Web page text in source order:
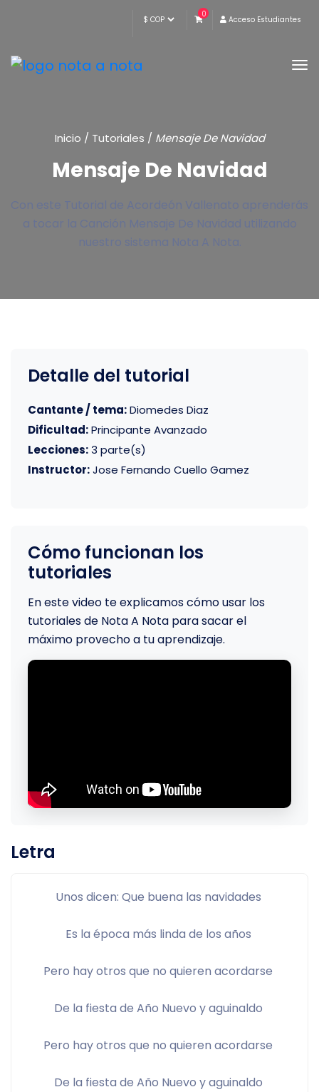
0
Acceso Estudiantes
Inicio / Tutoriales / Mensaje De Navidad
Mensaje De Navidad
Con este Tutorial de Acordeón Vallenato aprenderás
a tocar la Canción Mensaje De Navidad utilizando
nuestro sistema Nota A Nota.
Detalle del tutorial
Cantante / tema:Diomedes Diaz
Dificultad:Principante Avanzado
Lecciones:3 parte(s)
Instructor:Jose Fernando Cuello Gamez
Cómo funcionan los
tutoriales
En este video te explicamos cómo usar los
tutoriales de Nota A Nota para sacar el
máximo provecho a tu aprendizaje.
Letra
Unos dicen: Que buena las navidades
Es la época más linda de los años
Pero hay otros que no quieren acordarse
De la fiesta de Año Nuevo y aguinaldo
Pero hay otros que no quieren acordarse
De la fiesta de Año Nuevo y aguinaldo